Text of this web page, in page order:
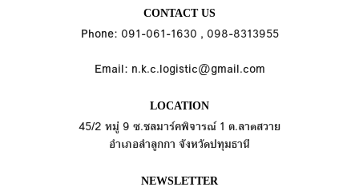
CONTACT US
Phone: 091-061-1630 , 098-8313955
Email: n.k.c.logistic@gmail.com
LOCATION
45/2 หมู่ 9 ซ.ชลมาร์คพิจารณ์ 1 ต.ลาดสวาย
อำเภอลำลูกกา จังหวัดปทุมธานี
NEWSLETTER